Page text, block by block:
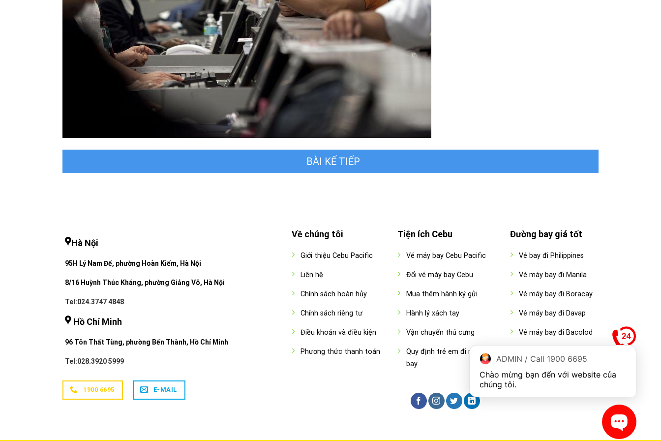
Hà Nội
95H Lý Nam Đế, phường Hoàn Kiếm, Hà Nội
8/16 Huỳnh Thúc Kháng, phường Giảng Võ, Hà Nội
Tel:024.3747 4848
Hồ Chí Minh
96 Tôn Thất Tùng, phường Bến Thành, Hồ Chí Minh
Tel:028.3920 5999
1900 6695 E-MAIL
Về chúng tôi
Giới thiệu Cebu Pacific
Liên hệ
Chính sách hoàn hủy
Chính sách riêng tư
Điều khoản và điều kiện
Phương thức thanh toán
Tiện ích Cebu
Vé máy bay Cebu Pacific
Đổi vé máy bay Cebu
Mua thêm hành ký gửi
Hành lý xách tay
Vận chuyển thú cưng
Quy định trẻ em đi máy
bay
Đường bay giá tốt
Vé bay đi Philippines
Vé máy bay đi Manila
Vé máy bay đi Boracay
Vé máy bay đi Davap
Vé máy bay đi Bacolod
ADMIN / Call 1900 6695
Chào mừng bạn đến với website của
chúng tôi.